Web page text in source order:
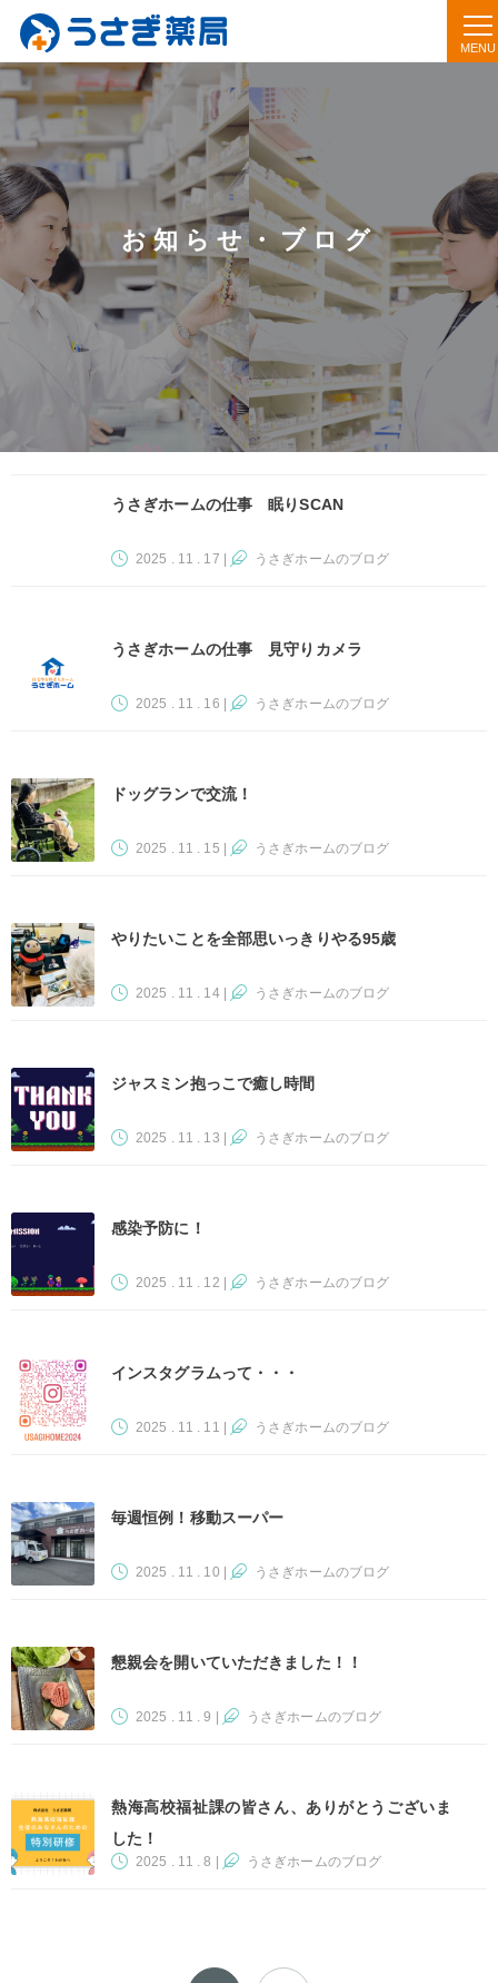
お知らせ・ブログ
うさぎホームの仕事 眠りSCAN
2025 . 11 . 17 うさぎホームのブログ
うさぎホームの仕事 見守りカメラ
2025 . 11 . 16 うさぎホームのブログ
ドッグランで交流！
2025 . 11 . 15 うさぎホームのブログ
やりたいことを全部思いっきりやる95歳
2025 . 11 . 14| うさぎホームのブログ
ジャスミン抱っこで癒し時間
2025 . 11 . 13 うさぎホームのブログ
感染予防に！
2025 . 11 . 12 うさぎホームのブログ
インスタグラムって・・・
2025 . 11 . 11 うさぎホームのブログ
毎週恒例！移動スーパー
2025 . 11 . 10 うさぎホームのブログ
懇親会を開いていただきました！！
2025 . 11 . 9 うさぎホームのブログ
熱海高校福祉課の皆さん、ありがとうございま
した！
2025 . 11 . 8 うさぎホームのブログ